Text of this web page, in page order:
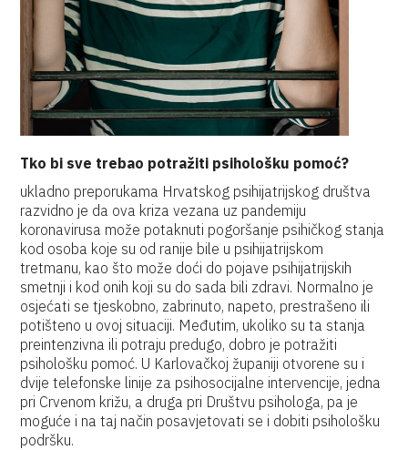
Tko bi sve trebao potražiti psihološku pomoć?
ukladno preporukama Hrvatskog psihijatrijskog društva
razvidno je da ova kriza vezana uz pandemiju
koronavirusa može potaknuti pogoršanje psihičkog stanja
kod osoba koje su od ranije bile u psihijatrijskom
tretmanu, kao što može doći do pojave psihijatrijskih
smetnji i kod onih koji su do sada bili zdravi. Normalno je
osjećati se tjeskobno, zabrinuto, napeto, prestrašeno ili
potišteno u ovoj situaciji. Međutim, ukoliko su ta stanja
preintenzivna ili potraju predugo, dobro je potražiti
psihološku pomoć. U Karlovačkoj županiji otvorene su i
dvije telefonske linije za psihosocijalne intervencije, jedna
pri Crvenom križu, a druga pri Društvu psihologa, pa je
moguće i na taj način posavjetovati se i dobiti psihološku
podršku.